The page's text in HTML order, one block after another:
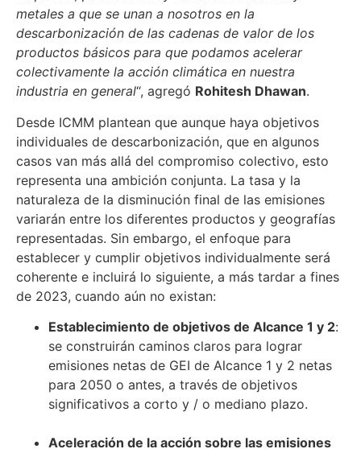
metales a que se unan a nosotros en la
descarbonización de las cadenas de valor de los
productos básicos para que podamos acelerar
colectivamente la acción climática en nuestra
industria en general“, agregó Rohitesh Dhawan.
Desde ICMM plantean que aunque haya objetivos
individuales de descarbonización, que en algunos
casos van más allá del compromiso colectivo, esto
representa una ambición conjunta. La tasa y la
naturaleza de la disminución final de las emisiones
variarán entre los diferentes productos y geografías
representadas. Sin embargo, el enfoque para
establecer y cumplir objetivos individualmente será
coherente e incluirá lo siguiente, a más tardar a fines
de 2023, cuando aún no existan:
Establecimiento de objetivos de Alcance 1 y 2:
se construirán caminos claros para lograr
emisiones netas de GEI de Alcance 1 y 2 netas
para 2050 o antes, a través de objetivos
significativos a corto y / o mediano plazo.
Aceleración de la acción sobre las emisiones